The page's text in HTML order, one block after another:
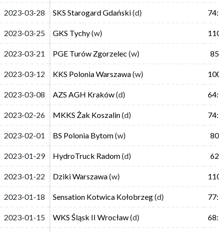
2023-03-28 SKS Starogard Gdański(d)
2023-03-25 GKS Tychy(w)
2023-03-21 PGE Turów Zgorzelec (w)
2023-03-12 KKS Polonia Warszawa(w)
2023-03-08 AZS AGH Kraków(d)
2023-02-26 MKKS Żak Koszalin(d)
2023-02-01 BS Polonia Bytom(w)
2023-01-29 HydroTruck Radom(d)
2023-01-22 Dziki Warszawa(w)
2023-01-18 Sensation Kotwica Kołobrzeg(d)
2023-01-15 WKS Śląsk II Wrocław(d)
2023-03-28 SKS Starogard Gdański(d)
2023-03-25 GKS Tychy(w)
2023-03-21 PGE Turów Zgorzelec (w)
2023-03-12 KKS Polonia Warszawa(w)
2023-03-08 AZS AGH Kraków(d)
2023-02-26 MKKS Żak Koszalin(d)
2023-02-01 BS Polonia Bytom(w)
2023-01-29 HydroTruck Radom(d)
2023-01-22 Dziki Warszawa(w)
2023-01-18 Sensation Kotwica Kołobrzeg(d)
2023-01-15 WKS Śląsk II Wrocław(d)